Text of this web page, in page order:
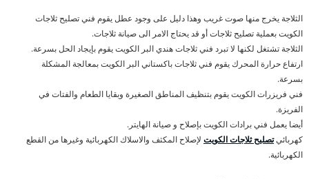
الثلاجة يخرج منها صوت غريب وهذا دليل على وجود عطل يقوم فني تصليح ثلاجات
الكويت بعملية تصليح ثلاجات أو قد يحتاج الامر الى صيانة ثلاجات.
الثلاجة تشتغل لكنها لا تبرد فني ثلاجات هندي البر الكويت يقوم بإيجاد الحل بسرعة.
ارتفاع حرارة المحرك يقوم فني ثلاجات باكستاني البر الكويت بمعالجة المشكلة
بسرعة.
فني فريزرات الكويت يقوم بتنظيف المناطق الصغيرة وبقايا الطعام والفتات في
الفريزة.
أيضا يعمل فني برادات الكويت بإصلاح و صيانة الهايتر.
كهربائيتصليح ثلاجات الكويت لإصلاح المكثف والاسلاك الكهربائية وغيرها من القطع
الكهربائية.